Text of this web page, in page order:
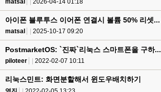
matsal 2026-04-14 01:18
아이폰 블루투스 이어폰 연결시 볼륨 50% 리셋...
matsal
2025-10-17 09:20
PostmarketOS: `진짜`리눅스 스마트폰을 구하...
piloteer
2022-02-07 10:11
리눅스민트: 화면분할해서 윈도우배치하기